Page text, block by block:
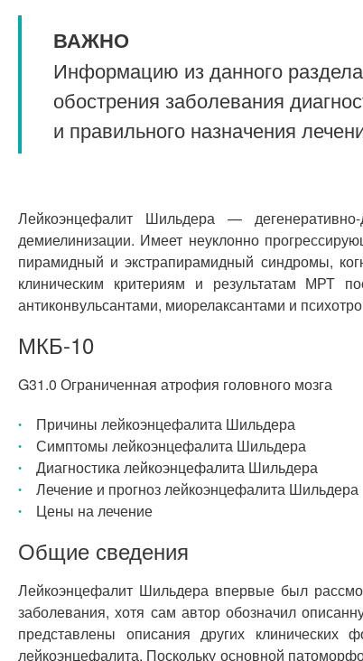
ВАЖНО
Информацию из данного
обострения заболевания
и правильного назначения
Лейкоэнцефалит Шильдера —
демиелинизации. Имеет неуклонно
пирамидный и экстрапирамидный синдромы,
клиническим критериям и результатам МРТ
антиконвульсантами, миорелаксантами и
МКБ-10
G31.0 Ограниченная атрофия головного мозга
Причины лейкоэнцефалита Шильдера
Симптомы лейкоэнцефалита Шильдера
Диагностика лейкоэнцефалита Шильдера
Лечение и прогноз лейкоэнцефалита Шильдера
Цены на лечение
Общие сведения
Лейкоэнцефалит Шильдера впервые был
заболевания, хотя сам автор обозначил
представлены описания других
лейкоэнцефалита. Поскольку основной